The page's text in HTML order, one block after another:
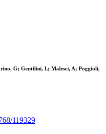
G; Gentilini, L; Malesci, A; Poggioli,
119329